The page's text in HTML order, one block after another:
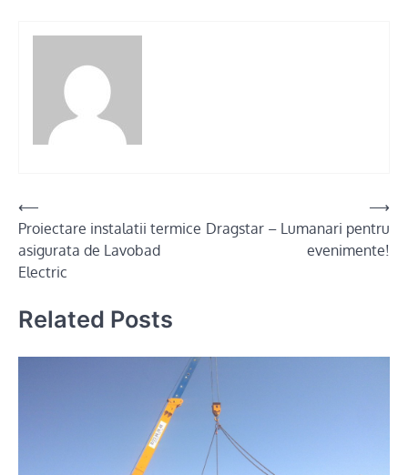
Post
navigation
⟵
Proiectare instalatii termice
asigurata de Lavobad
Electric
Dragstar – Lumanari pentru
evenimente!
⟶
Related Posts